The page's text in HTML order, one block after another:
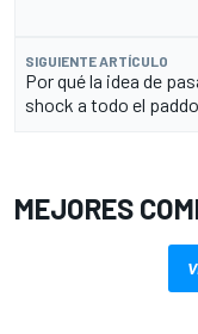
SIGUIENTE ARTÍCULO
Por qué la idea de
shock a todo el
MEJORES